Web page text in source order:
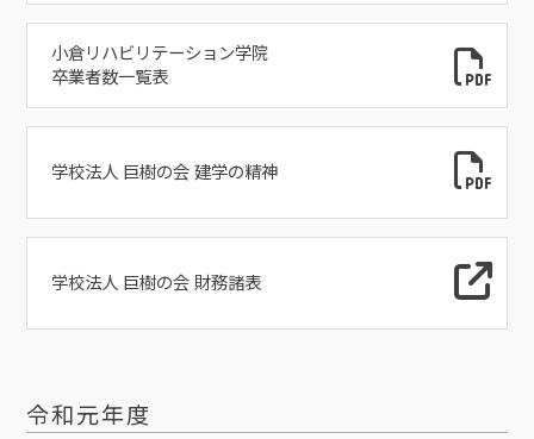
小倉リハビリテーション学院
卒業者数一覧表
学校法人 巨樹の会 建学の精神
学校法人 巨樹の会 財務諸表
令和元年度